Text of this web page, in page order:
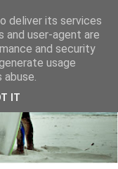
deliver its services
and user-agent are
and security
usage
IT